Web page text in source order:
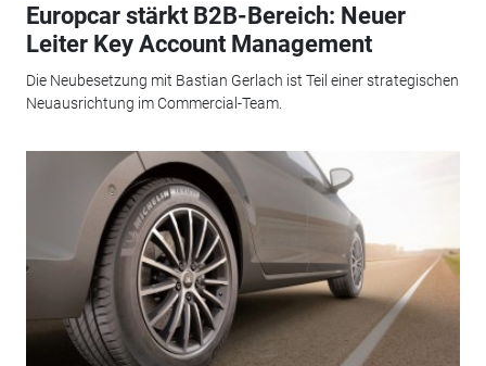
Europcar stärkt B2B-Bereich: Neuer
Leiter Key Account Management
Die Neubesetzung mit Bastian Gerlach ist Teil einer strategischen
Neuausrichtung im Commercial-Team.